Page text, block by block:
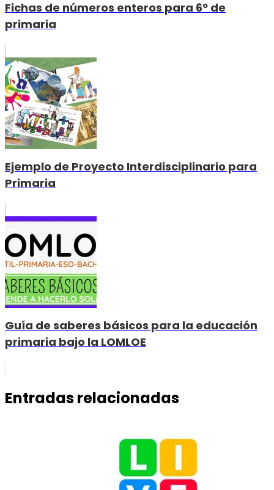
Fichas de números enteros para 6º de
primaria
Ejemplo de Proyecto Interdisciplinario para
Primaria
Guía de saberes básicos para la educación
primaria bajo la LOMLOE
Entradas relacionadas